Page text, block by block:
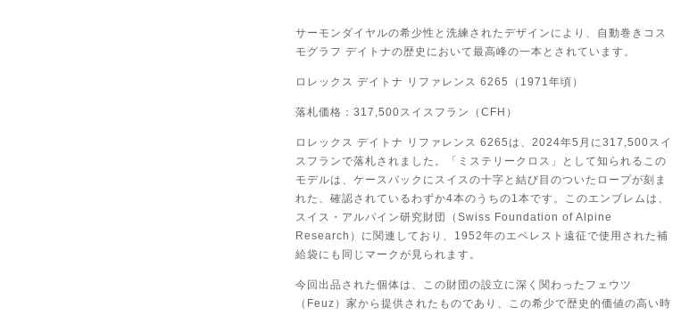
サーモンダイヤルの希少性と洗練されたデザインにより、自動巻きコス
モグラフ デイトナの歴史において最高峰の一本とされています。
ロレックス デイトナ リファレンス 6265（1971年頃）
落札価格：317,500スイスフラン（CFH）
ロレックス デイトナ リファレンス 6265は、2024年5月に317,500スイ
スフランで落札されました。「ミステリークロス」として知られるこの
モデルは、ケースバックにスイスの十字と結び目のついたロープが刻ま
れた、確認されているわずか4本のうちの1本です。このエンブレムは、
スイス・アルパイン研究財団（Swiss Foundation of Alpine
Research）に関連しており、1952年のエベレスト遠征で使用された補
給袋にも同じマークが見られます。
今回出品された個体は、この財団の設立に深く関わったフェウツ
（Feuz）家から提供されたものであり、この希少で歴史的価値の高い時